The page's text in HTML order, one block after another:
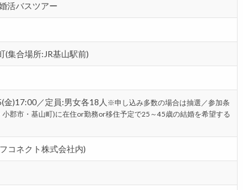
活バスツアー
(集合場所:JR基山駅前)
)17:00／定員:男女各18人 ※申し込み多数の場合は抽選／参加条
郡市・基山町)に在住or勤務or移住予定で25～45歳の結婚を希望する
コネクト株式会社内)